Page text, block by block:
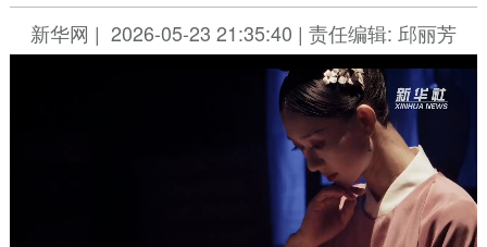
新华网 | 2026-05-23 21:35:40 | 责任编辑: 邱丽芳